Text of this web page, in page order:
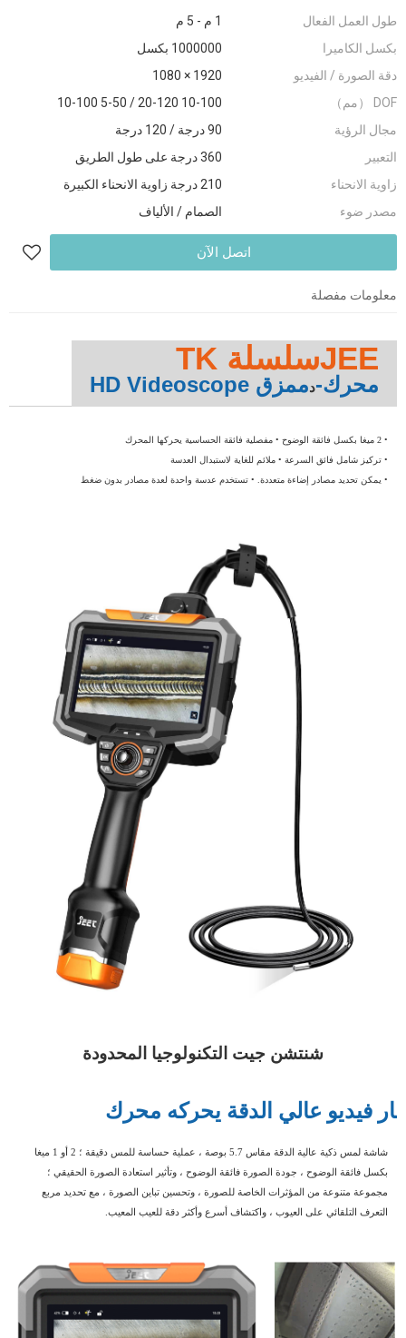
طول العمل الفعال
1 م - 5 م
بكسل الكاميرا
1000000 بكسل
دقة الصورة / الفيديو
1920 × 1080
DOF （مم）
10-100 20-120 / 5-50 10-100
مجال الرؤية
90 درجة / 120 درجة
التعبير
360 درجة على طول الطريق
زاوية الانحناء
210 درجة زاوية الانحناء الكبيرة
مصدر ضوء
الصمام / الألياف
اتصل الآن
معلومات مفصلة
JEEسلسلة TK
محرك-دممزق HD Videoscope
• 2 ميغا بكسل فائقة الوضوح • مفصلية فائقة الحساسية يحركها المحرك
• تركيز شامل فائق السرعة • ملائم للغاية لاستبدال العدسة
• يمكن تحديد مصادر إضاءة متعددة. • تستخدم عدسة واحدة لعدة مصادر بدون ضغط
شنتشن جيت التكنولوجيا المحدودة
فيديو عالي الدقة يحركه محرك
شاشة لمس ذكية عالية الدقة مقاس 5.7 بوصة ، عملية حساسة للمس دقيقة ؛ 2 أو 1 ميغا
بكسل فائقة الوضوح ، جودة الصورة فائقة الوضوح ، وتأثير استعادة الصورة الحقيقي ؛
مجموعة متنوعة من المؤثرات الخاصة للصورة ، وتحسين تباين الصورة ، مع تحديد مربع
التعرف التلقائي على العيوب ، واكتشاف أسرع وأكثر دقة للعيب المعيب.